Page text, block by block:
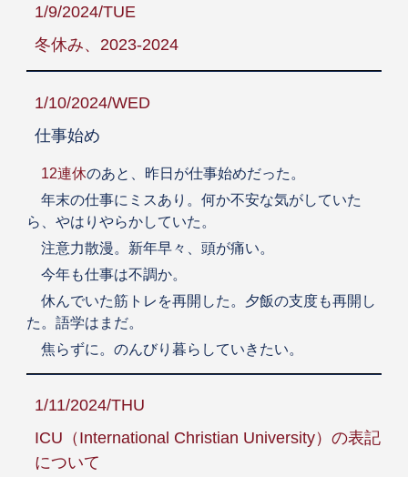
1/9/2024/TUE
冬休み、2023-2024
1/10/2024/WED
仕事始め
12連休のあと、昨日が仕事始めだった。
年末の仕事にミスあり。何か不安な気がしていた
ら、やはりやらかしていた。
注意力散漫。新年早々、頭が痛い。
今年も仕事は不調か。
休んでいた筋トレを再開した。夕飯の支度も再開し
た。語学はまだ。
焦らずに。のんびり暮らしていきたい。
1/11/2024/THU
ICU（International Christian University）の表記
について